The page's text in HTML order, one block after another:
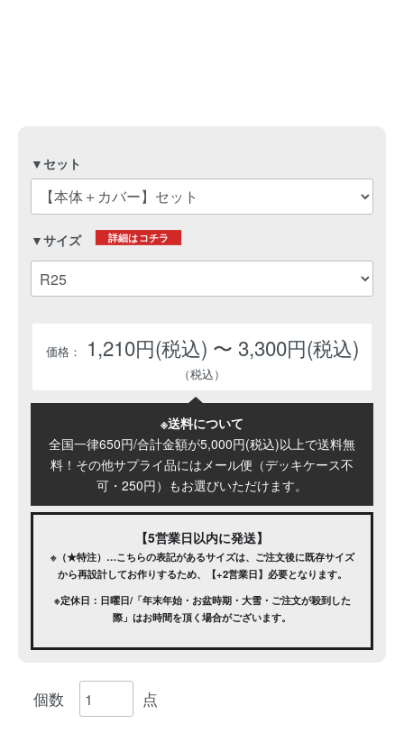
▼セット
▼サイズ 詳細はコチラ
1,210円(税込) 〜 3,300円(税込)
※送料について
全国一律650円/合計金額が5,000円(税込)以上で送料無
料！その他サプライ品にはメール便（デッキケース不
可・250円）もお選びいただけます。
【5営業日以内に発送】
※（★特注）…こちらの表記があるサイズは、ご注文後に既存サイズ
から再設計してお作りするため、【+2営業日】必要となります。
※定休日：日曜日/「年末年始・お盆時期・大雪・ご注文が殺到した
際」はお時間を頂く場合がございます。